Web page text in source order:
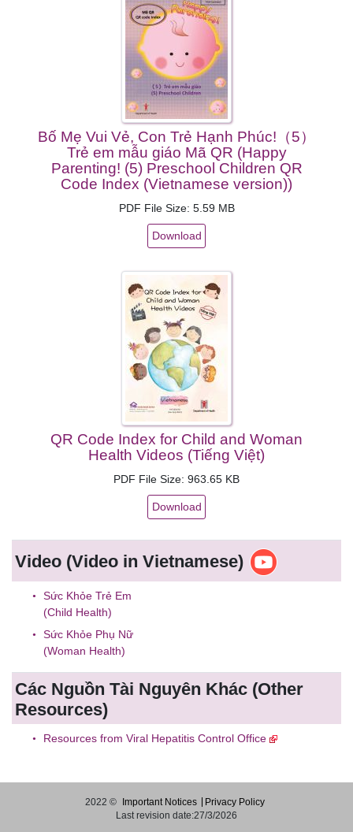
Bố Mẹ Vui Vẻ, Con Trẻ Hạnh Phúc!（5）
Trẻ em mẫu giáo Mã QR (Happy
Parenting! (5) Preschool Children QR
Code Index (Vietnamese version))
PDF File Size: 5.59 MB
Download
QR Code Index for Child and Woman
Health Videos (Tiếng Việt)
PDF File Size: 963.65 KB
Download
Video (Video in Vietnamese)
Sức Khỏe Trẻ Em
(Child Health)
Sức Khỏe Phụ Nữ
(Woman Health)
Các Nguồn Tài Nguyên Khác (Other
Resources)
Resources from Viral Hepatitis Control Office
2022 © Important Notices
Privacy Policy
Last revision date:27/3/2026